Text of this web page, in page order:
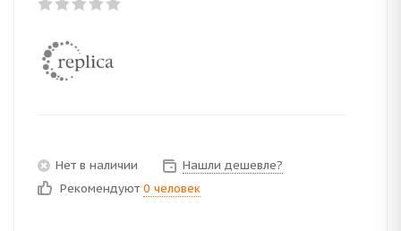
Нет в наличии
Нашли дешевле?
Рекомендуют 0 человек